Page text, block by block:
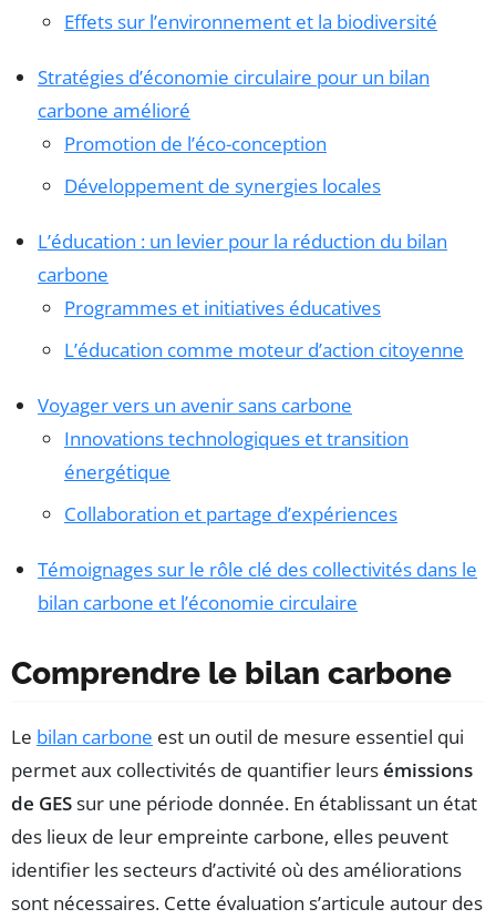
Effets sur l’environnement et la biodiversité
Stratégies d’économie circulaire pour un bilan
carbone amélioré
Promotion de l’éco-conception
Développement de synergies locales
L’éducation : un levier pour la réduction du bilan
carbone
Programmes et initiatives éducatives
L’éducation comme moteur d’action citoyenne
Voyager vers un avenir sans carbone
Innovations technologiques et transition
énergétique
Collaboration et partage d’expériences
Témoignages sur le rôle clé des collectivités dans le
bilan carbone et l’économie circulaire
Comprendre le bilan carbone
Le bilan carbone est un outil de mesure essentiel qui
permet aux collectivités de quantifier leursémissions
de GESsur une période donnée. En établissant un état
des lieux de leur empreinte carbone, elles peuvent
identifier les secteurs d’activité où des améliorations
sont nécessaires. Cette évaluation s’articule autour des